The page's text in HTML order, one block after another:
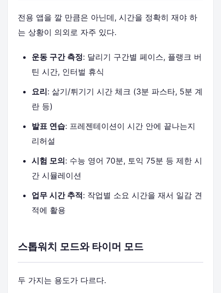
전용 앱을 깔 만큼은 아닌데, 시간을 정확히 재야 하
는 상황이 의외로 자주 있다.
운동 구간 측정: 달리기 구간별 페이스, 플랭크 버
틴 시간, 인터벌 휴식
요리: 삶기/튀기기 시간 체크 (3분 파스타, 5분 계
란 등)
발표 연습: 프레젠테이션이 시간 안에 끝나는지
리허설
시험 모의: 수능 영어 70분, 토익 75분 등 제한 시
간 시뮬레이션
업무 시간 추적: 작업별 소요 시간을 재서 일감 견
적에 활용
스톱워치 모드와 타이머 모드
두 가지는 용도가 다르다.